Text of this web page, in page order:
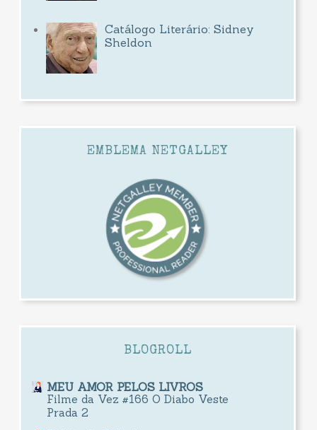
Catálogo Literário: Sidney
Sheldon
EMBLEMA NETGALLEY
BLOGROLL
MEU AMOR PELOS LIVROS
Filme da Vez #166 O Diabo Veste
Prada 2